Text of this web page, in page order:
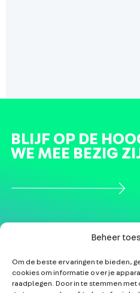
Beheer
Om de beste ervaringen te bieden,
cookies om informatie over je
raadplegen. Door in te stemmen
NIEUWS
BLIJF OP DE
WE MEE BEZIG